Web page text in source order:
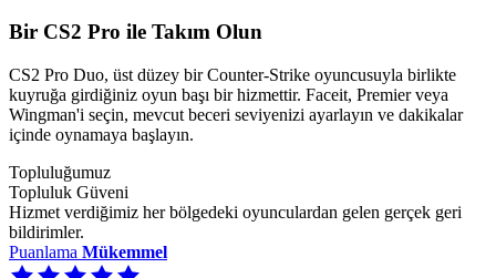
Bir CS2 Pro ile Takım Olun
CS2 Pro Duo, üst düzey bir Counter-Strike oyuncusuyla birlikte
kuyruğa girdiğiniz oyun başı bir hizmettir. Faceit, Premier veya
Wingman'i seçin, mevcut beceri seviyenizi ayarlayın ve dakikalar
içinde oynamaya başlayın.
Topluluğumuz
Topluluk Güveni
Hizmet verdiğimiz her bölgedeki oyunculardan gelen gerçek geri
bildirimler.
Puanlama Mükemmel